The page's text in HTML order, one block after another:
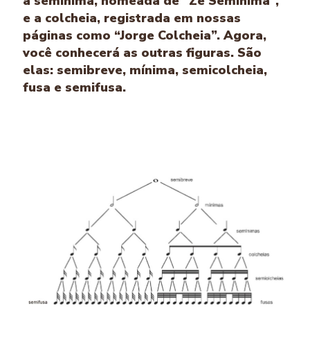
e a colcheia, registrada em nossas
páginas como “Jorge Colcheia”. Agora,
você conhecerá as outras figuras. São
elas: semibreve, mínima, semicolcheia,
fusa e semifusa.